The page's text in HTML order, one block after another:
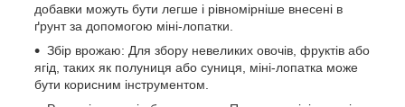
добавки можуть бути легше і рівномірніше внесені в
ґрунт за допомогою міні-лопатки.
Збір врожаю: Для збору невеликих овочів, фруктів або
ягід, таких як полуниця або суниця, міні-лопатка може
бути корисним інструментом.